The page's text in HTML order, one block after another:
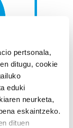
pertsonala,
ditugu, cookie
eduki
neurketa,
eskaintzeko.
dituen